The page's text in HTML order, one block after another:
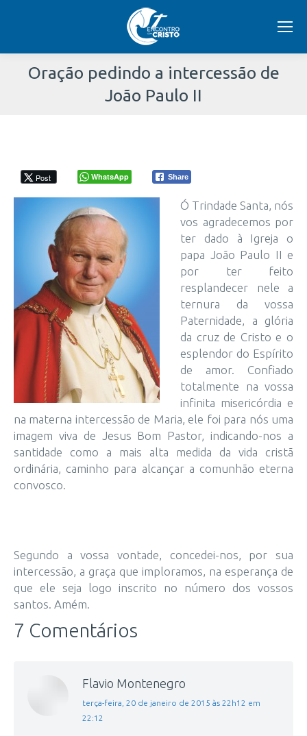
Oração pedindo a intercessão de
João Paulo II
Post WhatsApp Share
Ó Trindade Santa, nós
vos agradecemos por
ter dado à Igreja o
papa João Paulo II e
por ter feito
resplandecer nele a
ternura da vossa
Paternidade, a glória
da cruz de Cristo e o
esplendor do Espírito
de amor. Confiado
totalmente na vossa
infinita misericórdia e
na materna intercessão de Maria, ele foi para nós uma
imagem viva de Jesus Bom Pastor, indicando-nos a
santidade como a mais alta medida da vida cristã
ordinária, caminho para alcançar a comunhão eterna
convosco.
Segundo a vossa vontade, concedei-nos, por sua
intercessão, a graça que imploramos, na esperança de
que ele seja logo inscrito no número dos vossos
santos. Amém.
7 Comentários
Flavio Montenegro
disse:
terça-feira, 20 de janeiro de 2015 às 22h12 em
22:12